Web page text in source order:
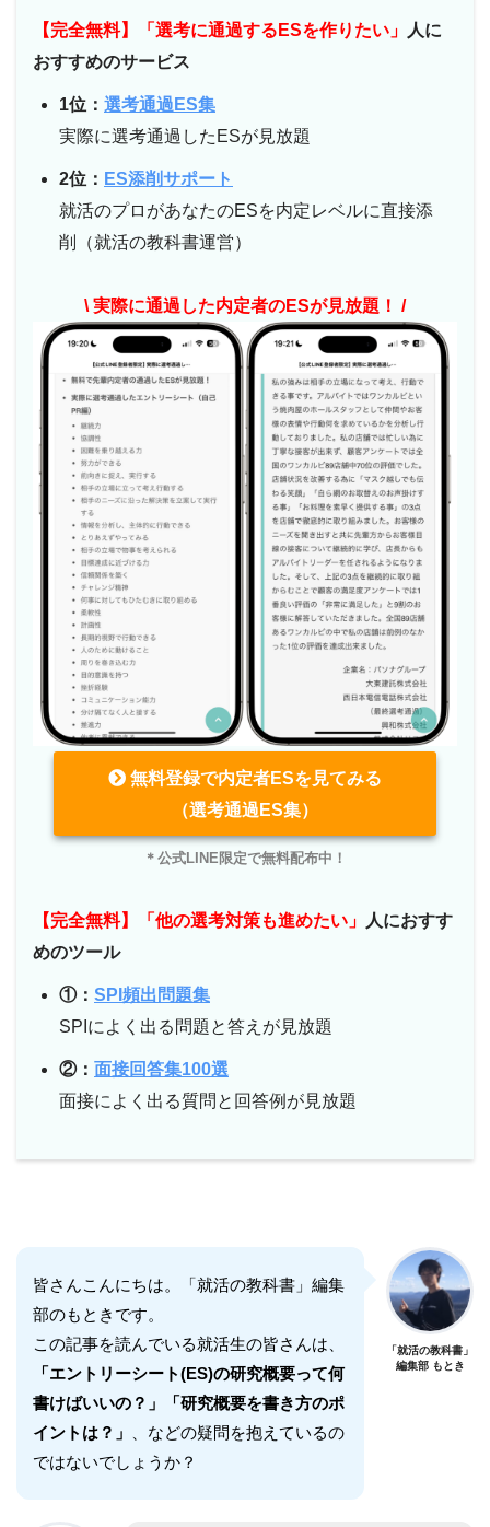
【完全無料】「選考に通過するESを作りたい」
人に
おすすめのサービス
1位： 選考通過ES集
実際に選考通過したESが見放題
2位： ES添削サポート
就活のプロがあなたのESを内定レベルに直接添
削（就活の教科書運営）
\ 実際に通過した内定者のESが見放題！ /
無料登録で内定者ESを見てみる
（選考通過ES集）
＊公式LINE限定で無料配布中！
【完全無料】「他の選考対策も進めたい」
人におすす
めのツール
①： SPI頻出問題集
SPIによく出る問題と答えが見放題
②： 面接回答集100選
面接によく出る質問と回答例が見放題
皆さんこんにちは。「就活の教科書」編集
部のもときです。
この記事を読んでいる就活生の皆さんは、
「エントリーシート(ES)の研究概要って何
書けばいいの？」「研究概要を書き方のポ
イントは？」
、などの疑問を抱えているの
ではないでしょうか？
「就活の教科書」
編集部 もとき